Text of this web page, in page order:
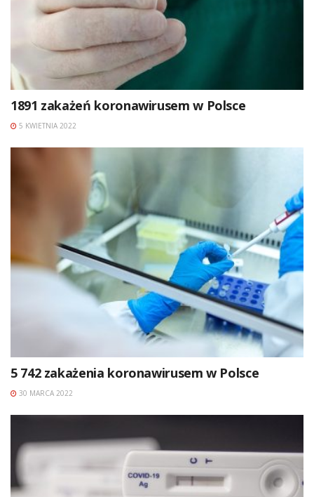
1891 zakażeń koronawirusem w Polsce
5 KWIETNIA 2022
5 742 zakażenia koronawirusem w Polsce
30 MARCA 2022